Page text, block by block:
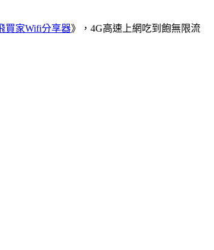
買家Wifi分享器》，4G高速上網吃到飽無限流